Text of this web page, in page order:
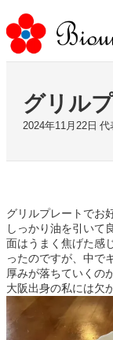
容
を
ス
グリル
2024年11月22日 代
グリルプレートでお
しっかり油を引いて
面はうまく焦げた感
ったのですが、中で
厚みが落ちていくの
大阪出身の私には欠